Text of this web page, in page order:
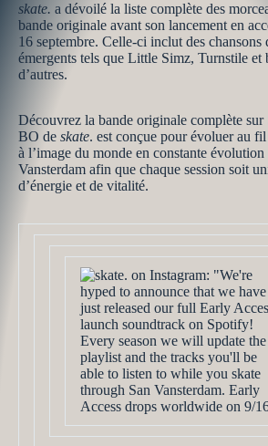
skate. a dévoilé la liste complète des
bande originale avant son lancement en
16 septembre. Celle-ci inclut des chansons
émergents tels que Little Simz, Turnstile et
d’autres.
Découvrez la bande originale complète sur
BO de skate. est conçue pour évoluer au fil
à l’image du monde en constante évolution
Vansterdam afin que chaque session soit
d’énergie et de vitalité.